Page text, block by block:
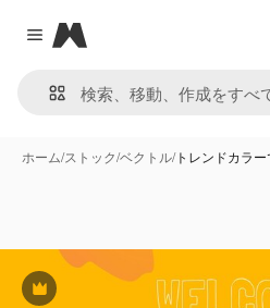
Close menu
Magnific
ホーム/ストック/ベクトル/トレンドカラ
Premium